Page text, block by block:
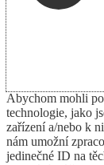
Abychom mohli
technologie, jako
zařízení a/nebo k
nám umožní
jedinečné ID na